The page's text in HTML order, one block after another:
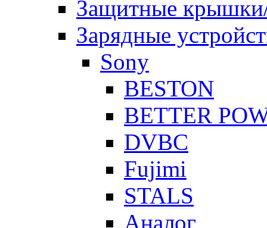
Защитные
Зарядные
Sony
BESTON
BETTER
DVBC
Fujimi
STALS
Аналог